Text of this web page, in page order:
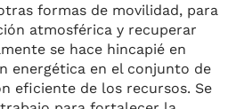
formas de movilidad, para
atmosférica y recuperar
se hace hincapié en
energética en el conjunto de
eficiente de los recursos. Se